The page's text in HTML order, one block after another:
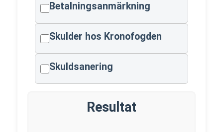
Betalningsanmärkning
Skulder hos Kronofogden
Skuldsanering
Resultat